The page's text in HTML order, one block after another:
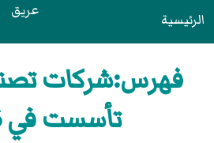
الرئيسية عريق
فهرس:شركات
تأسست في 1936